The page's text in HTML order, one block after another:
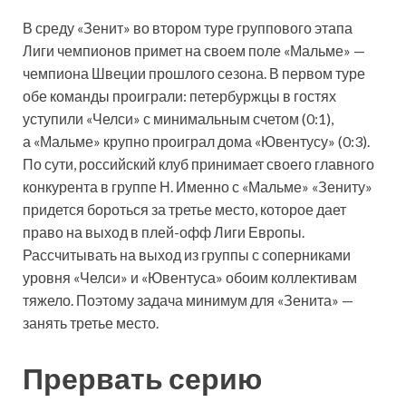
В среду «Зенит» во втором туре группового этапа
Лиги чемпионов примет на своем поле «Мальме» —
чемпиона Швеции прошлого сезона. В первом туре
обе команды проиграли: петербуржцы в гостях
уступили «Челси» с минимальным счетом (0:1),
а «Мальме» крупно проиграл дома «Ювентусу» (0:3).
По сути, российский клуб принимает своего главного
конкурента в группе Н. Именно с «Мальме» «Зениту»
придется бороться за третье место, которое дает
право на выход в плей-офф Лиги Европы.
Рассчитывать на выход из группы с соперниками
уровня «Челси» и «Ювентуса» обоим коллективам
тяжело. Поэтому задача минимум для «Зенита» —
занять третье место.
Прервать серию